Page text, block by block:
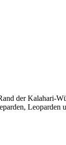
der Kalahari-
Leoparden